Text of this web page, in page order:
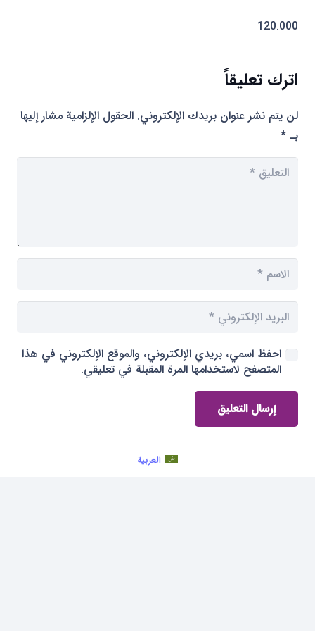
120.000
اترك تعليقاً
لن يتم نشر عنوان بريدك الإلكتروني. الحقول الإلزامية مشار إليها
بـ *
احفظ اسمي، بريدي الإلكتروني، والموقع الإلكتروني في هذا
المتصفح لاستخدامها المرة المقبلة في تعليقي.
إرسال التعليق
العربية